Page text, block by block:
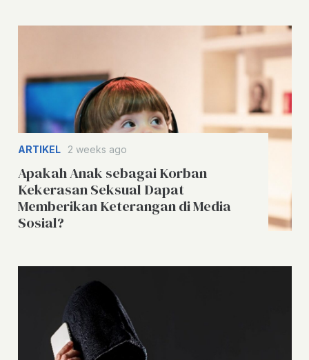
ARTIKEL 2 weeks ago
Apakah Anak sebagai Korban
Kekerasan Seksual Dapat
Memberikan Keterangan di Media
Sosial?